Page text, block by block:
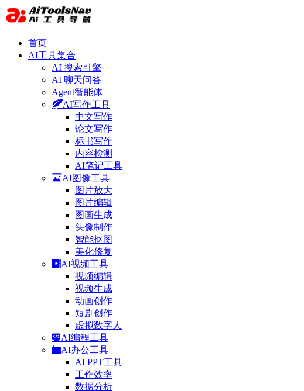
首页
AI工具集合
AI 搜索引擎
AI 聊天问答
Agent智能体
AI写作工具
中文写作
论文写作
标书写作
内容检测
AI笔记工具
AI图像工具
图片放大
图片编辑
图画生成
头像制作
智能抠图
美化修复
AI视频工具
视频编辑
视频生成
动画创作
短剧创作
虚拟数字人
AI编程工具
AI办公工具
AI PPT工具
工作效率
数据分析